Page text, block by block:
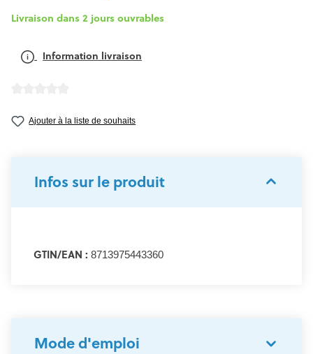
Livraison dans 2 jours ouvrables
Information livraison
Ajouter à la liste de souhaits
Infos sur le produit
GTIN/EAN : 8713975443360
Mode d'emploi